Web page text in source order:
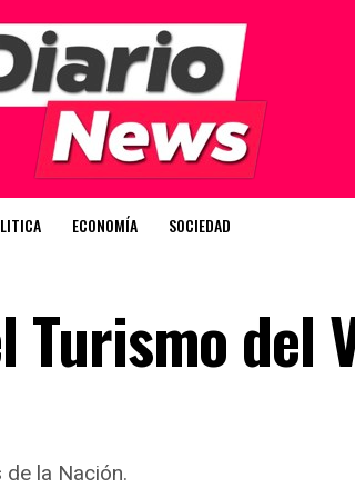
ECONOMÍA SOCIEDAD
Turismo del
la Nación.